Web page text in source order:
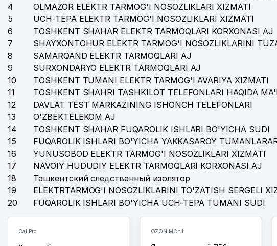
WELLNESS POINT MChJ
SAIDOV R.M. YAKKA TARTIBDAGI TADBIRKOR
AUDITOR MChJ
GOODWIN JALUZI MChJ
DE FACTO MARKETING MChJ
GFK LOGISTIC ASIA MChJ
VICTROLUX XUSUSIY KORXONASI
ARXITEKTOR М.Х. VOXIDOVNING SHAXSIY IJODIY USTAXONASI
O‘ZBEKISTON XALQQARO ISLOM AKADEMIYASI AKADEMIK LITSEYI
ENJOY TRAVEL MChJ
4
OLMAZOR ELEKTR TARMOG'I NOSOZLIKLARI XIZMATI
5
UCH-TEPA ELEKTR TARMOG'I NOSOZLIKLARI XIZMATI
6
TOSHKENT SHAHAR ELEKTR TARMOQLARI KORXONASI AJ
7
SHAYXONTOHUR ELEKTR TARMOG'I NOSOZLIKLARINI
8
SAMARQAND ELEKTR TARMOQLARI AJ
9
SURXONDARYO ELEKTR TARMOQLARI AJ
10
TOSHKENT TUMANI ELEKTR TARMOG'I AVARIYA XIZMATI
11
TOSHKENT SHAHRI TASHKILOT TELEFONLARI HAQIDA
12
DAVLAT TEST MARKAZINING ISHONCH TELEFONLARI
13
O'ZBEKTELEKOM AJ
14
TOSHKENT SHAHAR FUQAROLIK ISHLARI BO'YICHA SUDI
15
FUQAROLIK ISHLARI BO'YICHA YAKKASAROY
16
YUNUSOBOD ELEKTR TARMOG'I NOSOZLIKLARI XIZMATI
17
NAVOIY HUDUDIY ELEKTR TARMOQLARI KORXONASI AJ
18
Ташкентский следственный изолятор
19
ELEKTRTARMOG'I NOSOZLIKLARINI TO'ZATISH SERGELI
20
FUQAROLIK ISHLARI BO'YICHA UCH-TEPA TUMANI SUDI
CallPro OZON MChJ